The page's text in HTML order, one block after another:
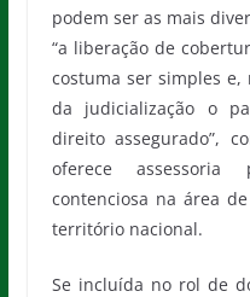
podem ser as mais
“a liberação de
costuma ser simples e,
da judicialização o
direito assegurado”,
oferece assessoria
contenciosa na área
território nacional.
Se incluída no rol de